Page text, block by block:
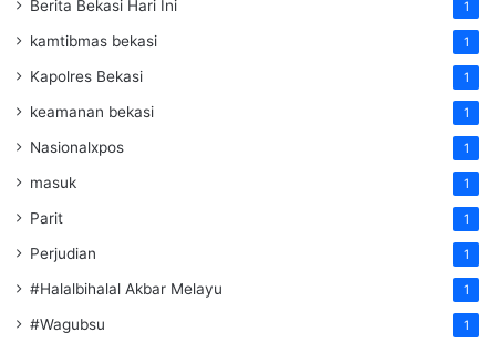
Berita Bekasi Hari Ini 1
kamtibmas bekasi 1
Kapolres Bekasi 1
keamanan bekasi 1
Nasionalxpos 1
masuk 1
Parit 1
Perjudian 1
#Halalbihalal Akbar Melayu 1
#Wagubsu 1